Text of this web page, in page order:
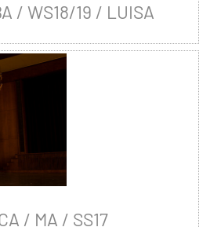
/ WS18/19 / LUISA
/ MA / SS17